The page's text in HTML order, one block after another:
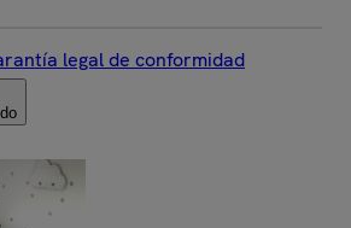
legal de conformidad